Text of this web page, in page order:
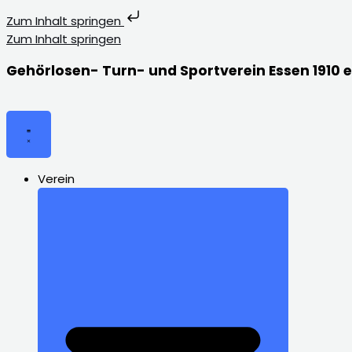
Zum Inhalt springen
Zum Inhalt springen
Gehörlosen- Turn- und Sportverein Essen 1910
Verein